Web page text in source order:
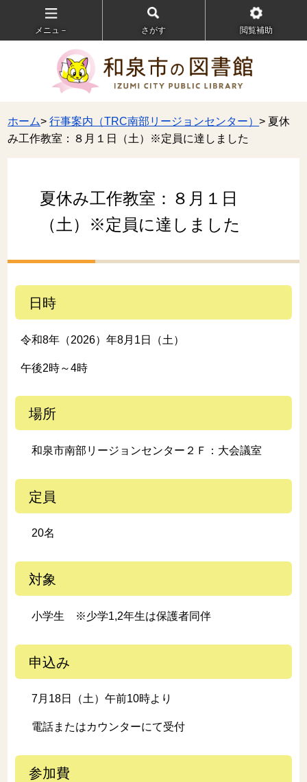
メニュ－ さがす 閲覧補助
ホーム>行事案内（TRC南部リージョンセンター）> 夏休
み工作教室：８月１日（土）※定員に達しました
夏休み工作教室：８月１日
（土）※定員に達しました
日時
令和8年（2026）年8月1日（土）
午後2時～4時
場所
和泉市南部リージョンセンター２Ｆ：大会議室
定員
20名
対象
小学生 ※少学1,2年生は保護者同伴
申込み
7月18日（土）午前10時より
電話またはカウンターにて受付
参加費